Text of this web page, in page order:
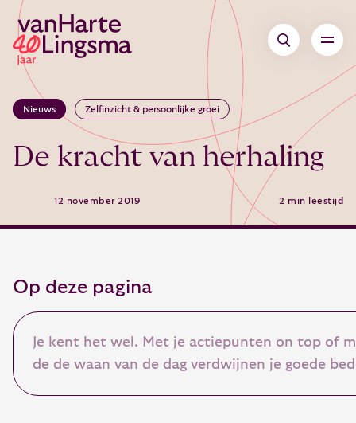
Nieuws Zelfinzicht & persoonlijke groei
De kracht van herhaling
12 november 2019 2 min leestijd
Op deze pagina
Je kent het wel. Met je actiepunten on top of
de de waan van de dag verdwijnen je goede